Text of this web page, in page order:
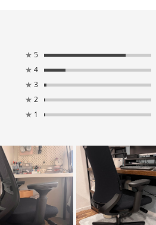
★ 5
★ 4
★ 3
★ 2
★ 1